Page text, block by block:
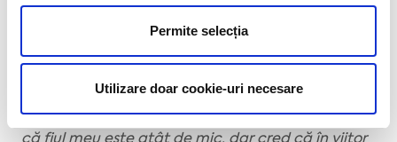
Permite selecția
Utilizare doar cookie-uri necesare
sprijin tehnic părinților oricând întâmpină
neclarități sau au nevoie de ajutor pentru a
naviga ușor prin platformă.
"Ne-am adaptat destul de greu, dat fiind faptul